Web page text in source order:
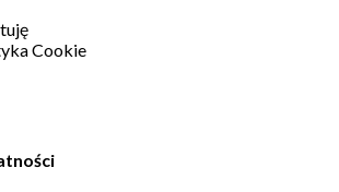
Cookie